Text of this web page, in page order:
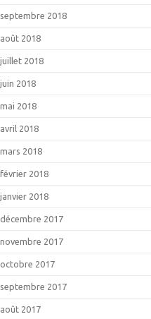
septembre 2018
août 2018
juillet 2018
juin 2018
mai 2018
avril 2018
mars 2018
février 2018
janvier 2018
décembre 2017
novembre 2017
octobre 2017
septembre 2017
août 2017